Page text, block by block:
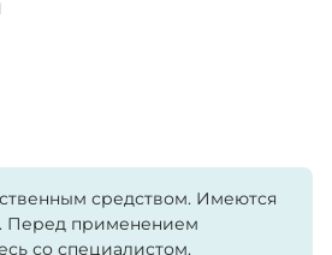
средством. Имеются
Перед применением
со специалистом.